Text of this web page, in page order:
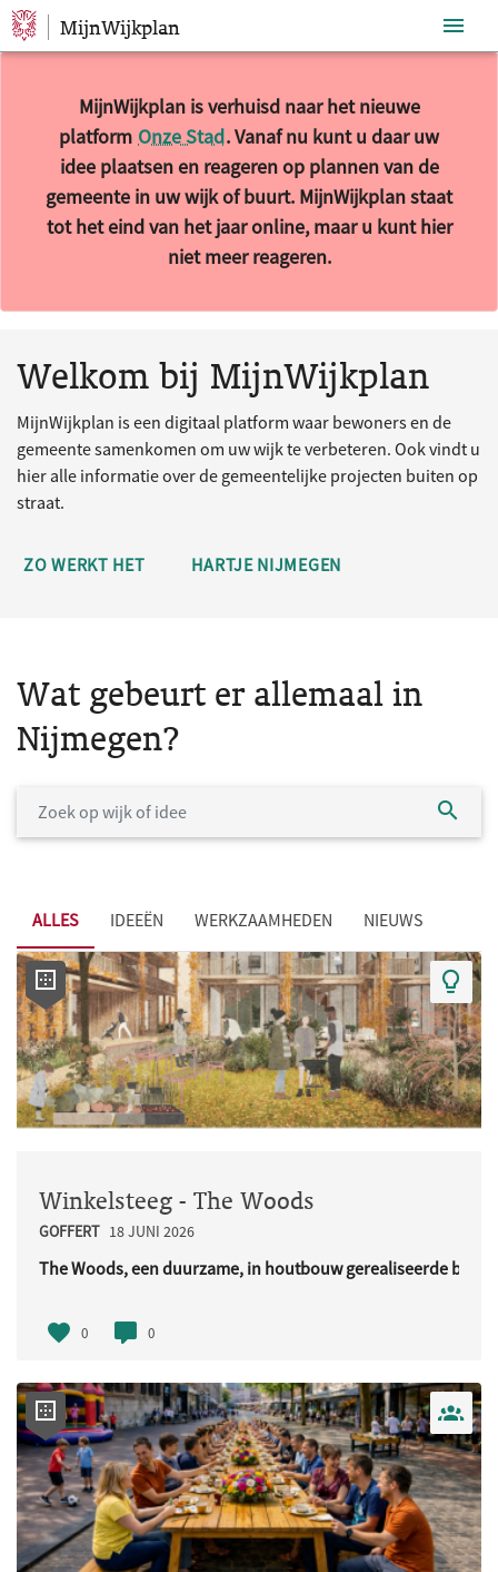
Sla navigatie over
MijnWijkplan
MijnWijkplan is verhuisd naar het nieuwe
platform Onze Stad. Vanaf nu kunt u daar uw
idee plaatsen en reageren op plannen van de
gemeente in uw wijk of buurt. MijnWijkplan staat
tot het eind van het jaar online, maar u kunt hier
niet meer reageren.
Welkom bij MijnWijkplan
MijnWijkplan is een digitaal platform waar bewoners en de
gemeente samenkomen om uw wijk te verbeteren. Ook vindt u
hier alle informatie over de gemeentelijke projecten buiten op
straat.
ZO WERKT HET HARTJE NIJMEGEN
Wat gebeurt er allemaal in
Nijmegen?
ALLES IDEEËN WERKZAAMHEDEN NIEUWS
Winkelsteeg - The Woods
GOFFERT 18 JUNI 2026
The Woods, een duurzame, in houtbouw gerealiseerde buurt
0 0